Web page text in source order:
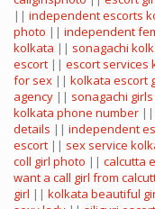
|| independent escorts
photo || independent
kolkata || sonagachi
escort || escort services
for sex || kolkata escort
agency || sonagachi
kolkata phone number ||
details || independent
escort || sex service
coll girl photo || calcutta
want a call girl from
girl || kolkata beautiful